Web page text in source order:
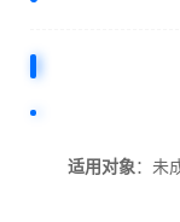
适用对象：未